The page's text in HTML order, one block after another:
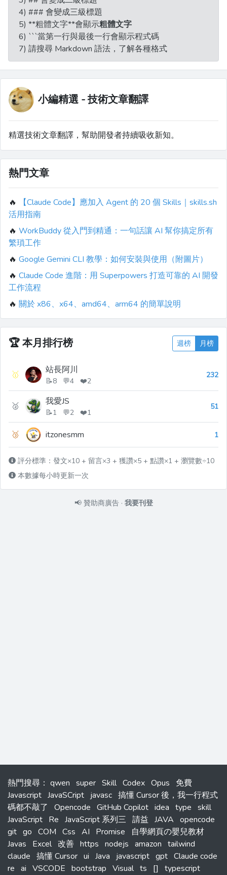
4) ### 會變成三級標題
5) **粗體文字**會顯示粗體文字
6) ```當第一行與最後一行會顯示程式碼
7) 請搜尋 Markdown 語法，了解各種格式
小編精選 - 技術文章翻譯
精選技術文章翻譯，幫助開發者持續吸收新知。
熱門文章
🔥
【Claude Code】應加入 Agent 的 20 個 Skills｜skills.sh
活用指南
🔥 WorkBuddy 從入門到精通：一句話讓 AI 幫你搞定所有
繁瑣工作
🔥 Google Gemini CLI 教學：如何安裝與使用（附圖片）
🔥 Claude Code 進階：用 Superpowers 打造可靠的 AI 開發
工作流程
🔥 關於 x86、x64、amd64、arm64 的簡單說明
🏆本月排行榜 週榜 月榜
🥇 站長阿川
📝8 💬4 ❤️2
232
🥈 我愛JS
📝1 💬2 ❤️1
51
🥉 itzonesmm 1
評分標準：發文×10 + 留言×3 + 獲讚×5 + 點讚×1 + 瀏覽數÷10
本數據每小時更新一次
📢 贊助商廣告 · 我要刊登
熱門搜尋 ： qwen super Skill Codex Opus
免費
Javascript JavaSCript javasc 搞懂 Cursor 後，我一行程式
碼都不敲了
Opencode GitHub Copilot idea type skill
JavaScript Re JavaScript 系列三 請益 JAVA opencode
git go COM Css AI Promise
自學網頁の嬰兒教材
Javas
Excel 改善 https nodejs amazon tailwind
claude 搞懂 Cursor ui Java javascript gpt Claude code
re ai VSCODE bootstrap Visual ts []
typescript